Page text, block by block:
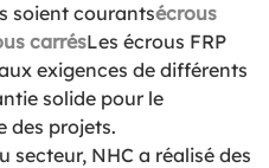
soient courantsécrous
carrésLes écrous FRP
exigences de différents
solide pour le
des projets.
NHC a réalisé des